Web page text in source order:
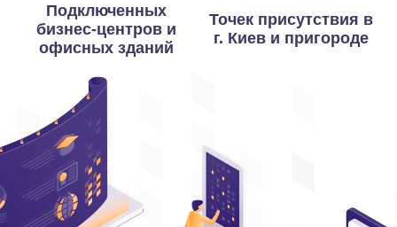
Подключенных
бизнес-центров и
офисных зданий
Точек присутствия в
г. Киев и пригороде